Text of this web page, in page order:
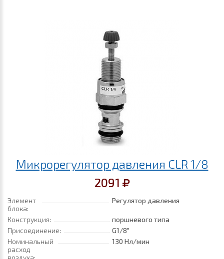
Микрорегулятор давления CLR 1/8
2091
Элемент
блока:
Регулятор давления
Конструкция:
поршневого типа
Присоединение:
G1/8"
Номинальный
расход
воздуха:
130 Нл/мин